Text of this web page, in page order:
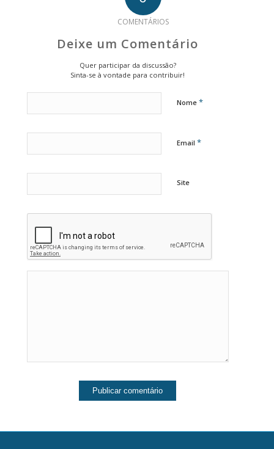
COMENTÁRIOS
Deixe um Comentário
Quer participar da discussão?
Sinta-se à vontade para contribuir!
Nome *
Email *
Site